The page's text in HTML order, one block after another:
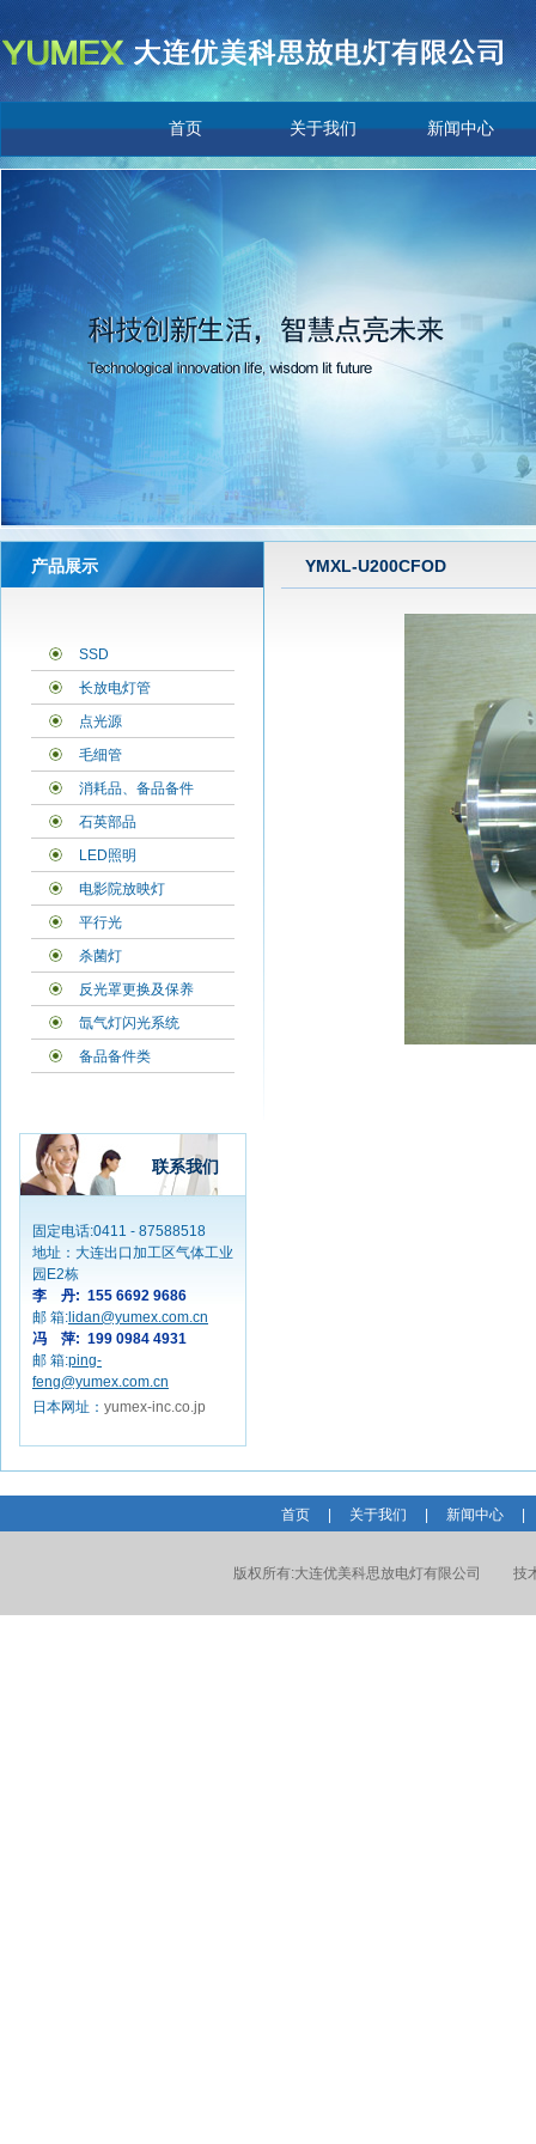
首页 关于我们 新闻中心
产品展示
SSD
长放电灯管
点光源
毛细管
消耗品、备品备件
石英部品
LED照明
电影院放映灯
平行光
杀菌灯
反光罩更换及保养
氙气灯闪光系统
备品备件类
联系我们
固定电话:0411 - 87588518
地址：大连出口加工区气体工业
园E2栋
李 丹: 155 6692 9686
邮 箱: lidan@yumex.com.cn
冯 萍: 199 0984 4931
邮 箱:ping-
feng@yumex.com.cn
日本网址： yumex-inc.co.jp
YMXL-U200CFOD
首页 关于我们 新闻中心
版权所有:大连优美科思放电灯有限公司 技